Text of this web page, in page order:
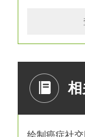
相